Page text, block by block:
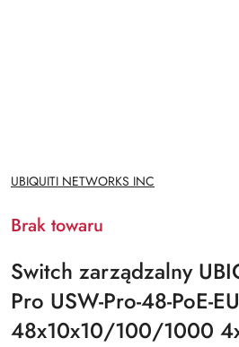
NAZWA
PRODUCENTA:
UBIQUITI NETWORKS INC
Brak towaru
Switch zarządzalny
Pro USW-Pro-48-PoE-EU
48x10x10/100/1000